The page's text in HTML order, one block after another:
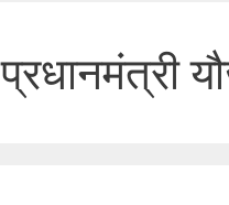
प्रधानमंत्री